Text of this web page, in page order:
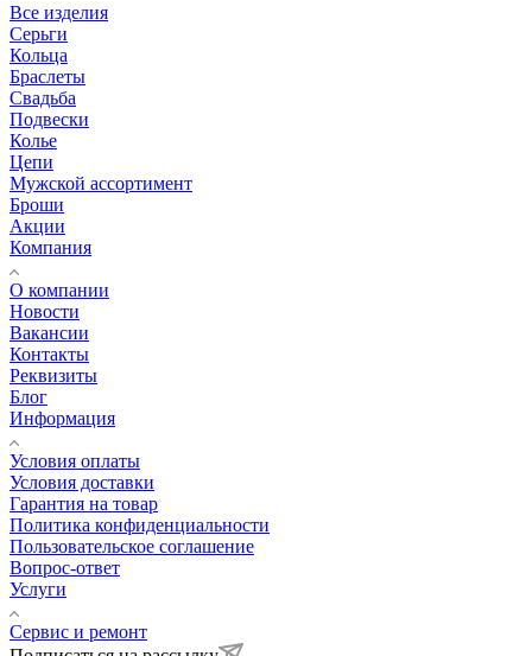
Все изделия
Серьги
Кольца
Браслеты
Свадьба
Подвески
Колье
Цепи
Мужской ассортимент
Броши
Акции
Компания
О компании
Новости
Вакансии
Контакты
Реквизиты
Блог
Информация
Условия оплаты
Условия доставки
Гарантия на товар
Политика конфиденциальности
Пользовательское соглашение
Вопрос-ответ
Услуги
Сервис и ремонт